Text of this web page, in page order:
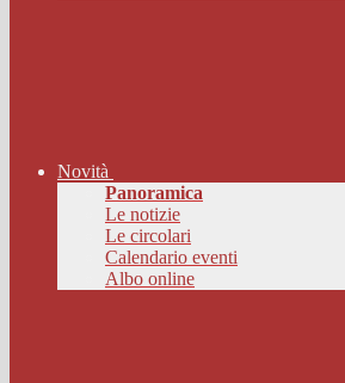
Novità
Panoramica
Le notizie
Le circolari
Calendario eventi
Albo online